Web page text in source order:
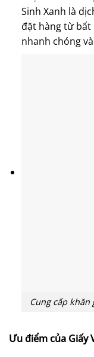
Sinh Xanh là
đặt hàng từ bất
nhanh chóng
Cung cấp
Ưu điểm của Giấy